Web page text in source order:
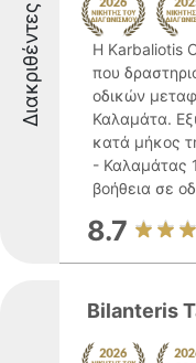
Διακριθέντες
Η Karbaliotis
που
οδικών
Καλαμάτα.
κατά μήκος
- Καλαμάτας
βοήθεια σε
8.7
Bilanteris